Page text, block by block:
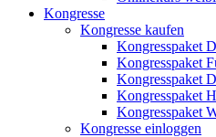
Kongresse
Kongresse kaufen
Kongresspaket
Kongresspaket
Kongresspaket
Kongresspaket
Kongresspaket
Kongresse einloggen